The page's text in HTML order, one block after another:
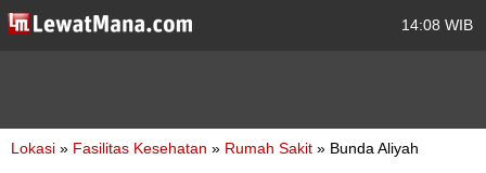
14:08 WIB
Lokasi » Fasilitas Kesehatan » Rumah Sakit » Bunda Aliyah